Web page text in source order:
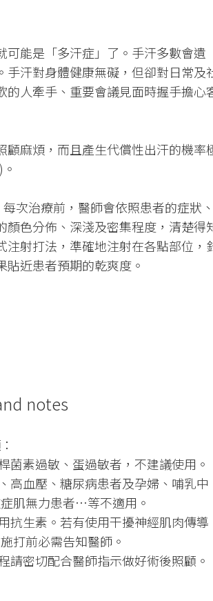
能是「多汗症」了。手汗多數會遺
汗對身體健康無礙，但卻對日常及
人牽手、重要會議見面時握手擔心
麻煩，而且產生代償性出汗的機率
次治療前，醫師會依照患者的症狀、
色分佈、深淺及密集程度，清楚得
射打法，準確地注射在各點部位，
近患者預期的乾爽度。
notes
菌素過敏、蛋過敏者，不建議使用。
高血壓、糖尿病患者及孕婦、哺乳中
肌無力患者…等不適用。
抗生素。若有使用干擾神經肌肉傳導
打前必需告知醫師。
請密切配合醫師指示做好術後照顧。